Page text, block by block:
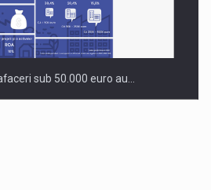
sub 50.000 euro au…